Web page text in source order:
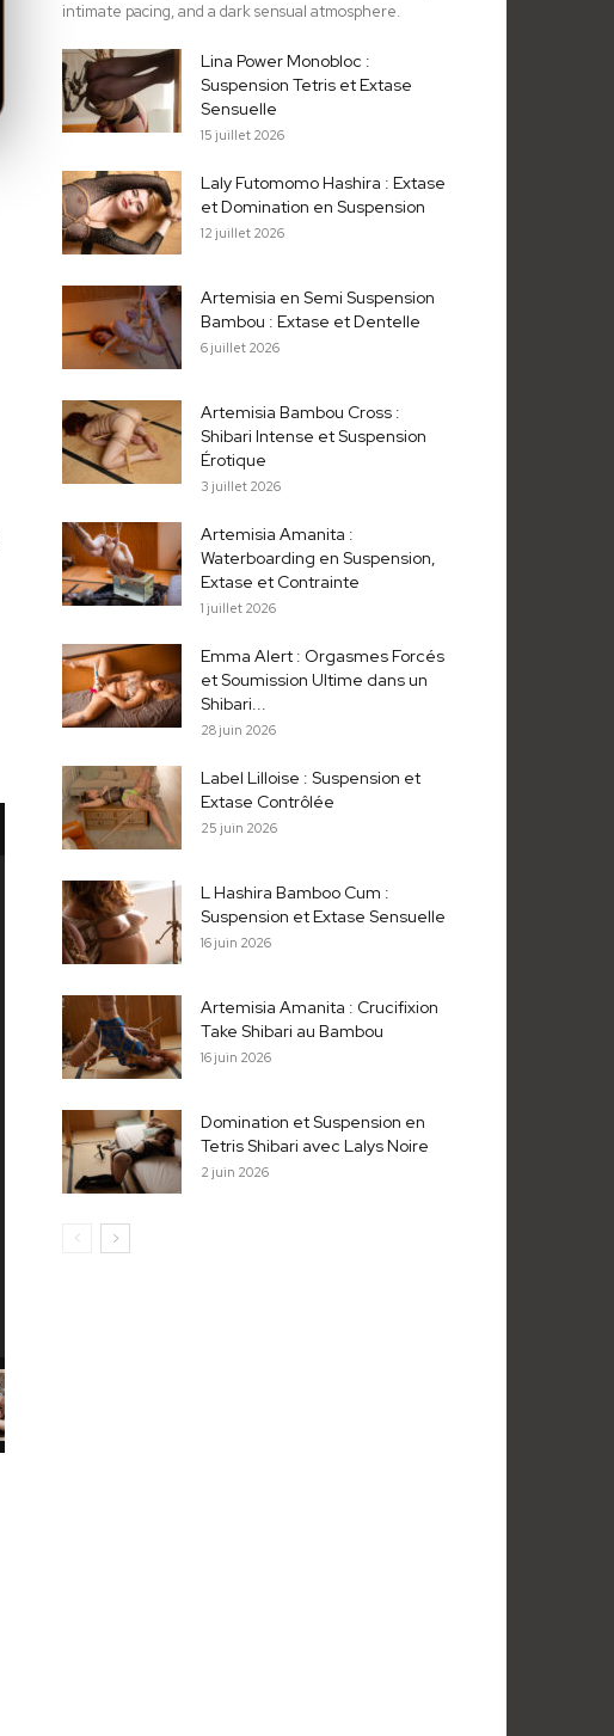
intimate pacing, and a dark sensual atmosphere.
Lina Power Monobloc :
Suspension Tetris et Extase
Sensuelle
15 juillet 2026
Laly Futomomo Hashira : Extase
et Domination en Suspension
12 juillet 2026
Artemisia en Semi Suspension
Bambou : Extase et Dentelle
6 juillet 2026
Artemisia Bambou Cross :
Shibari Intense et Suspension
Érotique
3 juillet 2026
Artemisia Amanita :
Waterboarding en Suspension,
Extase et Contrainte
1 juillet 2026
Emma Alert : Orgasmes Forcés
et Soumission Ultime dans un
Shibari...
28 juin 2026
Label Lilloise : Suspension et
Extase Contrôlée
25 juin 2026
L Hashira Bamboo Cum :
Suspension et Extase Sensuelle
16 juin 2026
Artemisia Amanita : Crucifixion
Take Shibari au Bambou
16 juin 2026
Domination et Suspension en
Tetris Shibari avec Lalys Noire
2 juin 2026